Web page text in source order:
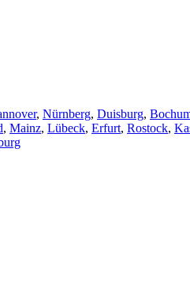
, Nürnberg, Duisburg,
, Mainz, Lübeck, Erfurt, Rostock,